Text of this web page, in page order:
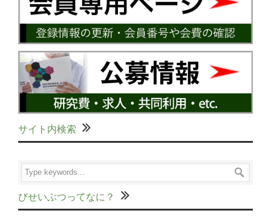
サイト内検索
びせいぶつってなに？